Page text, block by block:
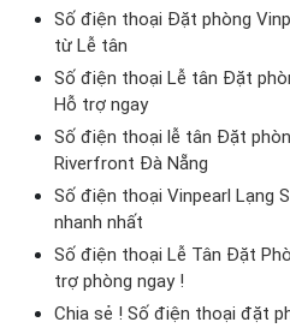
Số điện thoại Đặt phòng
từ Lễ tân
Số điện thoại Lễ tân Đặt
Hỗ trợ ngay
Số điện thoại lễ tân Đặt
Riverfront Đà Nẵng
Số điện thoại Vinpearl Lạng
nhanh nhất
Số điện thoại Lễ Tân Đặt
trợ phòng ngay !
Chia sẻ ! Số điện thoại đặt